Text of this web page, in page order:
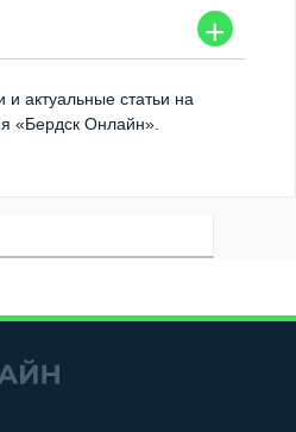
+
актуальные статьи на
«Бердск Онлайн».